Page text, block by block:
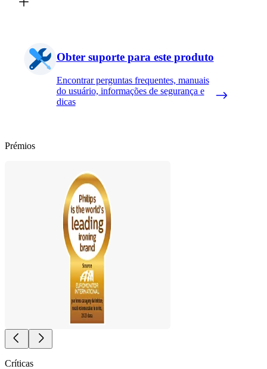
Obter suporte para este produto
Encontrar perguntas frequentes, manuais
do usuário, informações de segurança e
dicas
Prémios
Críticas